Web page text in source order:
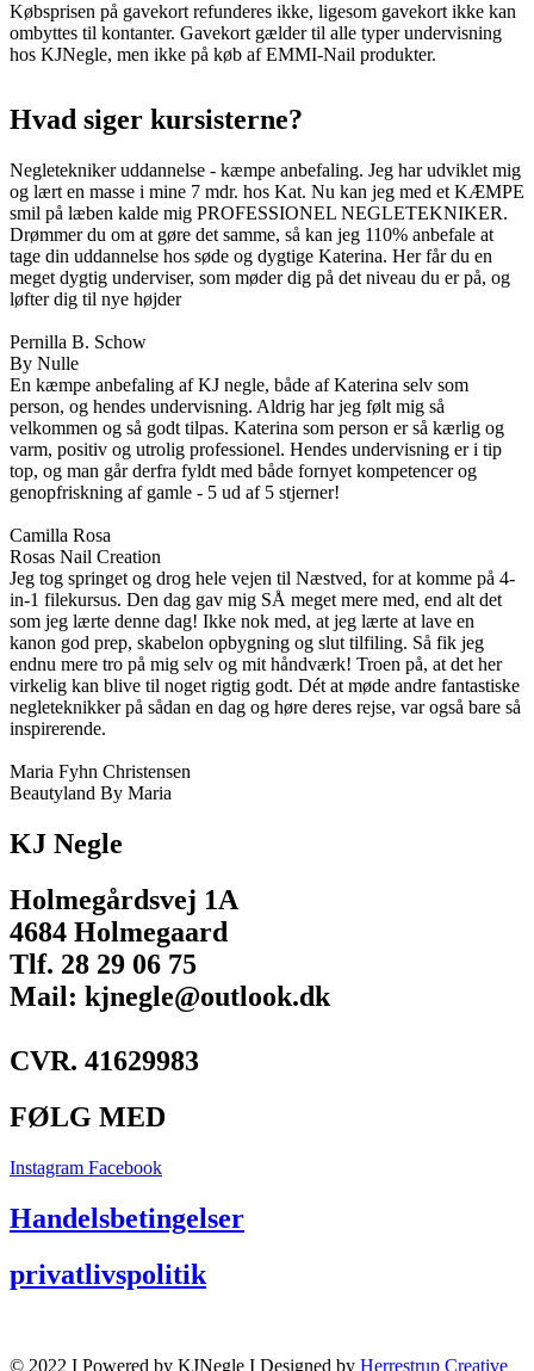
Købsprisen på gavekort refunderes ikke, ligesom gavekort ikke kan
ombyttes til kontanter. Gavekort gælder til alle typer undervisning
hos KJNegle, men ikke på køb af EMMI-Nail produkter.
Hvad siger kursisterne?
Negletekniker uddannelse - kæmpe anbefaling. Jeg har udviklet mig
og lært en masse i mine 7 mdr. hos Kat. Nu kan jeg med et KÆMPE
smil på læben kalde mig PROFESSIONEL NEGLETEKNIKER.
Drømmer du om at gøre det samme, så kan jeg 110% anbefale at
tage din uddannelse hos søde og dygtige Katerina. Her får du en
meget dygtig underviser, som møder dig på det niveau du er på, og
løfter dig til nye højder
Pernilla B. Schow
By Nulle
En kæmpe anbefaling af KJ negle, både af Katerina selv som
person, og hendes undervisning. Aldrig har jeg følt mig så
velkommen og så godt tilpas. Katerina som person er så kærlig og
varm, positiv og utrolig professionel. Hendes undervisning er i tip
top, og man går derfra fyldt med både fornyet kompetencer og
genopfriskning af gamle - 5 ud af 5 stjerner!
Camilla Rosa
Rosas Nail Creation
Jeg tog springet og drog hele vejen til Næstved, for at komme på 4-
in-1 filekursus. Den dag gav mig SÅ meget mere med, end alt det
som jeg lærte denne dag! Ikke nok med, at jeg lærte at lave en
kanon god prep, skabelon opbygning og slut tilfiling. Så fik jeg
endnu mere tro på mig selv og mit håndværk! Troen på, at det her
virkelig kan blive til noget rigtig godt. Dét at møde andre fantastiske
negleteknikker på sådan en dag og høre deres rejse, var også bare så
inspirerende.
Maria Fyhn Christensen
Beautyland By Maria
KJ Negle
Holmegårdsvej 1A
4684 Holmegaard
Tlf. 28 29 06 75
Mail: kjnegle@outlook.dk
CVR. 41629983
FØLG MED
Instagram Facebook
Handelsbetingelser
privatlivspolitik
© 2022 I Powered by KJNegle I Designed by Herrestrup Creative